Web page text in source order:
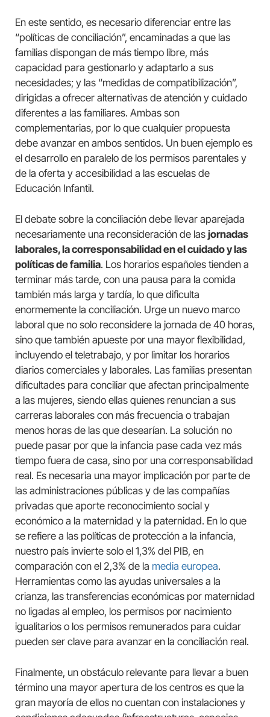
En este sentido, es necesario diferenciar entre las
“políticas de conciliación”, encaminadas a que las
familias dispongan de más tiempo libre, más
capacidad para gestionarlo y adaptarlo a sus
necesidades; y las “medidas de compatibilización”,
dirigidas a ofrecer alternativas de atención y cuidado
diferentes a las familiares. Ambas son
complementarias, por lo que cualquier propuesta
debe avanzar en ambos sentidos. Un buen ejemplo es
el desarrollo en paralelo de los permisos parentales y
de la oferta y accesibilidad a las escuelas de
Educación Infantil.
El debate sobre la conciliación debe llevar aparejada
necesariamente una reconsideración de las jornadas
laborales, la corresponsabilidad en el cuidado y las
políticas de familia. Los horarios españoles tienden a
terminar más tarde, con una pausa para la comida
también más larga y tardía, lo que dificulta
enormemente la conciliación. Urge un nuevo marco
laboral que no solo reconsidere la jornada de 40 horas,
sino que también apueste por una mayor flexibilidad,
incluyendo el teletrabajo, y por limitar los horarios
diarios comerciales y laborales. Las familias presentan
dificultades para conciliar que afectan principalmente
a las mujeres, siendo ellas quienes renuncian a sus
carreras laborales con más frecuencia o trabajan
menos horas de las que desearían. La solución no
puede pasar por que la infancia pase cada vez más
tiempo fuera de casa, sino por una corresponsabilidad
real. Es necesaria una mayor implicación por parte de
las administraciones públicas y de las compañías
privadas que aporte reconocimiento social y
económico a la maternidad y la paternidad. En lo que
se refiere a las políticas de protección a la infancia,
nuestro país invierte solo el 1,3% del PIB, en
comparación con el 2,3% de la media europea.
Herramientas como las ayudas universales a la
crianza, las transferencias económicas por maternidad
no ligadas al empleo, los permisos por nacimiento
igualitarios o los permisos remunerados para cuidar
pueden ser clave para avanzar en la conciliación real.
Finalmente, un obstáculo relevante para llevar a buen
término una mayor apertura de los centros es que la
gran mayoría de ellos no cuentan con instalaciones y